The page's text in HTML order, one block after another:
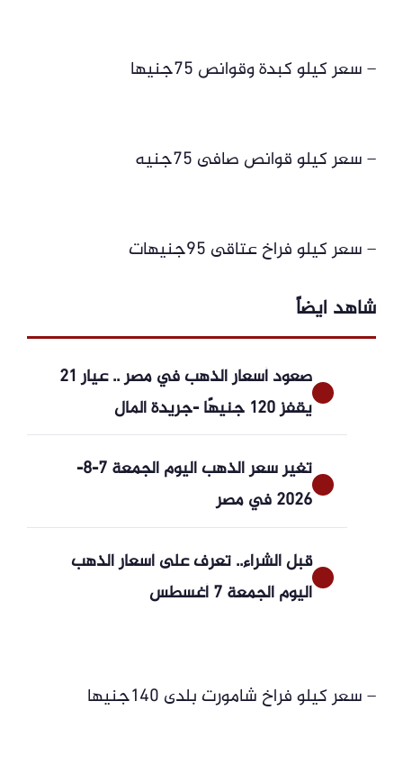
– سعر كيلو كبدة وقوانص 75جنيها
– سعر كيلو قوانص صافى 75جنيه
– سعر كيلو فراخ عتاقى 95جنيهات
شاهد ايضاً
صعود أسعار الذهب في مصر .. عيار 21
يقفز 120 جنيهًا -جريدة المال
تغير سعر الذهب اليوم الجمعة 7-8-
2026 في مصر
قبل الشراء.. تعرف على أسعار الذهب
اليوم الجمعة 7 أغسطس
– سعر كيلو فراخ شامورت بلدى 140جنيها